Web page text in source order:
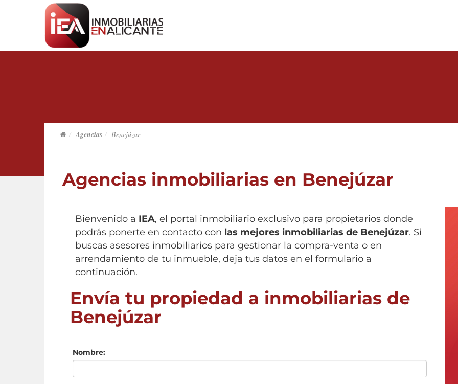
Agencias Benejúzar
Agencias inmobiliarias en Benejúzar
Bienvenido a IEA, el portal inmobiliario exclusivo para propietarios donde
podrás ponerte en contacto con las mejores inmobiliarias de Benejúzar. Si
buscas asesores inmobiliarios para gestionar la compra-venta o en
arrendamiento de tu inmueble, deja tus datos en el formulario a
continuación.
Envía tu propiedad a inmobiliarias de
Benejúzar
Nombre: